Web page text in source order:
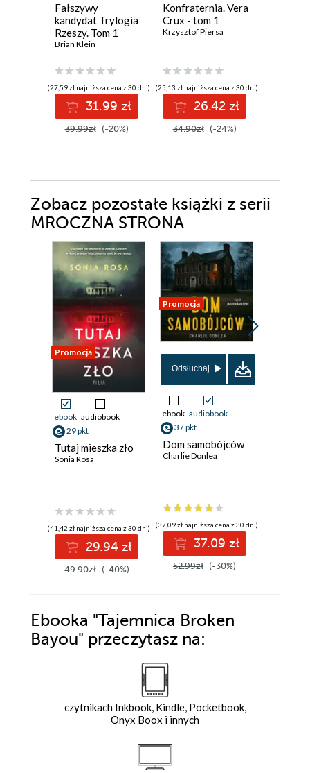
Fałszywy
kandydat Trylogia
Rzeszy. Tom 1
Brian Klein
(27,59 zł najniższa cena z 30 dni)
31.99 zł
39.99zł (-20%)
Konfraternia. Vera
Crux - tom 1
Krzysztof Piersa
(25,13 zł najniższa cena z 30 dni)
26.42 zł
34.90zł (-24%)
Zobacz pozostałe książki z serii
MROCZNA STRONA
Promocja
ebook audiobook
29 pkt
Tutaj mieszka zło
Sonia Rosa
(41,42 zł najniższa cena z 30 dni)
29.94 zł
49.90zł (-40%)
Promocja
Odsłuchaj
ebook audiobook
37 pkt
Dom samobójców
Charlie Donlea
(37,09 zł najniższa cena z 30 dni)
37.09 zł
52.99zł (-30%)
Ebooka "Tajemnica Broken
Bayou" przeczytasz na:
czytnikach Inkbook, Kindle, Pocketbook,
Onyx Boox i innych